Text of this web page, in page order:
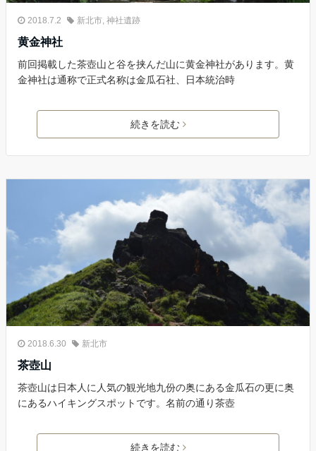
2018.7.2 新北市, 神社遺跡
黄金神社
前回掲載した茶壺山と谷を挟んだ山に黄金神社があります。黄
金神社は通称で正式名称は金瓜石社、日本統治時
続きを読む
2018.6.30 新北市
茶壺山
茶壺山は日本人に人気の観光地九份の奥にある金瓜石の更に奥
にあるハイキングスポットです。名前の通り茶壺
続きを読む